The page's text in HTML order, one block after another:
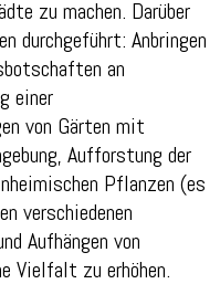
zu machen. Darüber
durchgeführt: Anbringen
an
einer
von Gärten mit
Aufforstung der
Pflanzen (es
verschiedenen
Aufhängen von
Vielfalt zu erhöhen.